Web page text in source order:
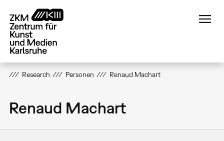
zum
Inhalt
Research Personen Renaud Machart
Renaud Machart